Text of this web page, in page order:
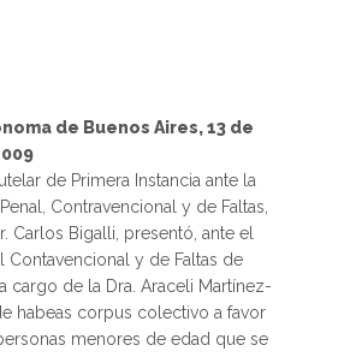
de Buenos Aires, 13 de
de Primera Instancia ante la
Contravencional y de Faltas,
Carlos Bigalli, presentó, ante el
Contavencional y de Faltas de
cargo de la Dra. Araceli Martínez-
habeas corpus colectivo a favor
menores de edad que se